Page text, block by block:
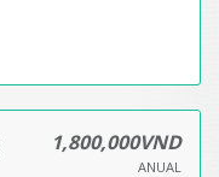
1,800,000VND
ANUAL